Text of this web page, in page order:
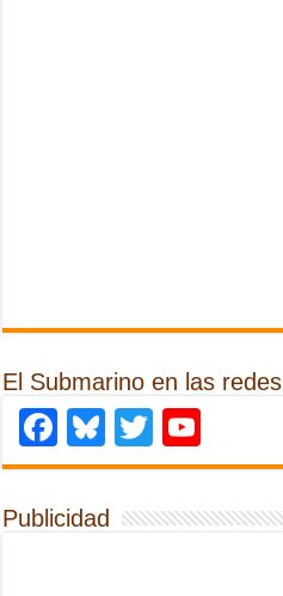
El Submarino en las redes
Facebook
Bluesky
Twitter
Publicidad